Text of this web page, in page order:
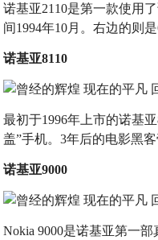
诺基亚2110是第一款使用
间1994年10月。右边的则
诺基亚8110
最初于1996年上市的诺基
盖”手机。3年后的电影黑
诺基亚9000
Nokia 9000是诺基亚第一